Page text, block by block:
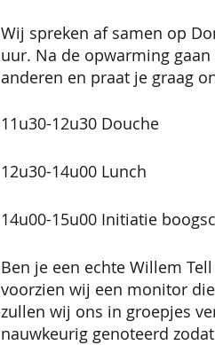
Wij spreken af samen op
uur. Na de opwarming
anderen en praat je graag
11u30-12u30 Douche
12u30-14u00 Lunch
14u00-15u00 Initiatie
Ben je een echte Willem
voorzien wij een monitor
zullen wij ons in groepjes
nauwkeurig genoteerd